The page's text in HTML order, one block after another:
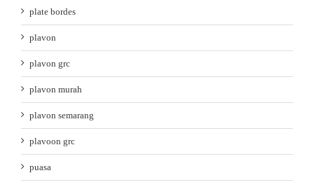
plate bordes
plavon
plavon grc
plavon murah
plavon semarang
plavoon grc
puasa